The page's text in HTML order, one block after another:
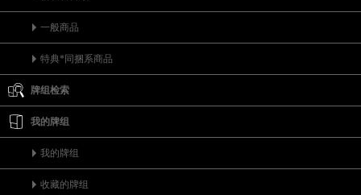
一般商品
特典*同捆系商品
牌组检索
我的牌组
我的牌组
收藏的牌组